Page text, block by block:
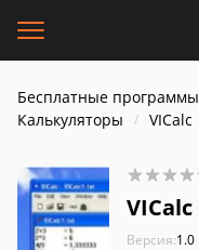
Бесплатные программы
Калькуляторы
VICalc
VICalc
Версия:1.0